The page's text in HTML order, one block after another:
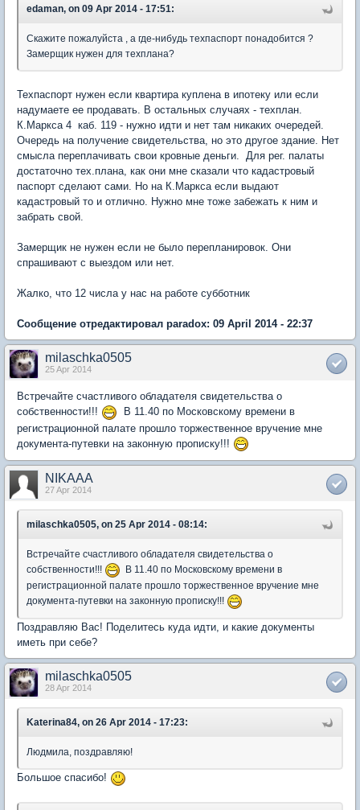
edaman, on 09 Apr 2014 - 17:51:
Скажите пожалуйста , а где-нибудь техпаспорт понадобится ?
Замерщик нужен для техплана?
Техпаспорт нужен если квартира куплена в ипотеку или если
надумаете ее продавать. В остальных случаях - техплан.
К.Маркса 4 каб. 119 - нужно идти и нет там никаких очередей.
Очередь на получение свидетельства, но это другое здание. Нет
смысла переплачивать свои кровные деньги. Для рег. палаты
достаточно тех.плана, как они мне сказали что кадастровый
паспорт сделают сами. Но на К.Маркса если выдают
кадастровый то и отлично. Нужно мне тоже забежать к ним и
забрать свой.
Замерщик не нужен если не было перепланировок. Они
спрашивают с выездом или нет.
Жалко, что 12 числа у нас на работе субботник
Сообщение отредактировал paradox: 09 April 2014 - 22:37
milaschka0505
25 Apr 2014
Встречайте счастливого обладателя свидетельства о
собственности!!!
В 11.40 по Московскому времени в
регистрационной палате прошло торжественное вручение мне
документа-путевки на законную прописку!!!
NIKAAA
27 Apr 2014
milaschka0505, on 25 Apr 2014 - 08:14:
Встречайте счастливого обладателя свидетельства о
собственности!!!
В 11.40 по Московскому времени в
регистрационной палате прошло торжественное вручение мне
документа-путевки на законную прописку!!!
Поздравляю Вас! Поделитесь куда идти, и какие документы
иметь при себе?
milaschka0505
28 Apr 2014
Katerina84, on 26 Apr 2014 - 17:23:
Людмила, поздравляю!
Большое спасибо!